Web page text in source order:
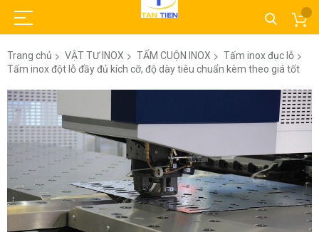
Trang chủ VẬT TƯ INOX TẤM CUỘN INOX
Tấm inox đục lỗ
Tấm inox đột lỗ đầy đủ kích cỡ, độ dày tiêu chuẩn kèm theo giá tốt
Chuyển
đến
phần
đầu
của
viện
hình
ảnh